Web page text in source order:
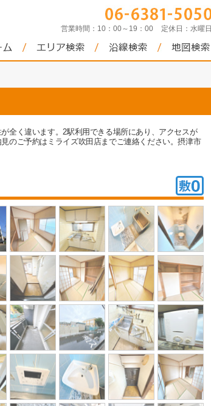
営業時間： 10：00～19：00 定休日： 水曜日
全く違います。2駅利用できる場所にあり、アクセスが
のご予約はミライズ吹田店までご連絡ください。摂津市